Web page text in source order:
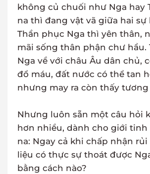
không củ chuối như Nga hay
na thì đang vật vã giữa hai sự
Thần phục Nga thì yên thân,
mãi sống thân phận chư hầu.
Nga về với châu Âu dân chủ,
đổ máu, đất nước có thể tan
nhưng may ra còn thấy tương
Nhưng luôn sẵn một câu hỏi
hơn nhiều, dành cho giới tinh
na: Ngay cả khi chấp nhận
liệu có thực sự thoát được
bằng cách nào?